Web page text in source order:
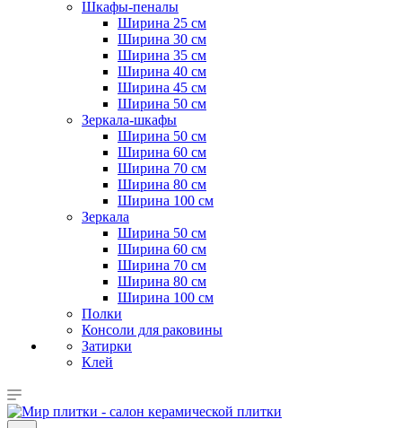
Шкафы-пеналы
Ширина 25 см
Ширина 30 см
Ширина 35 см
Ширина 40 см
Ширина 45 см
Ширина 50 см
Зеркала-шкафы
Ширина 50 см
Ширина 60 см
Ширина 70 см
Ширина 80 см
Ширина 100 см
Зеркала
Ширина 50 см
Ширина 60 см
Ширина 70 см
Ширина 80 см
Ширина 100 см
Полки
Консоли для раковины
Затирки
Клей